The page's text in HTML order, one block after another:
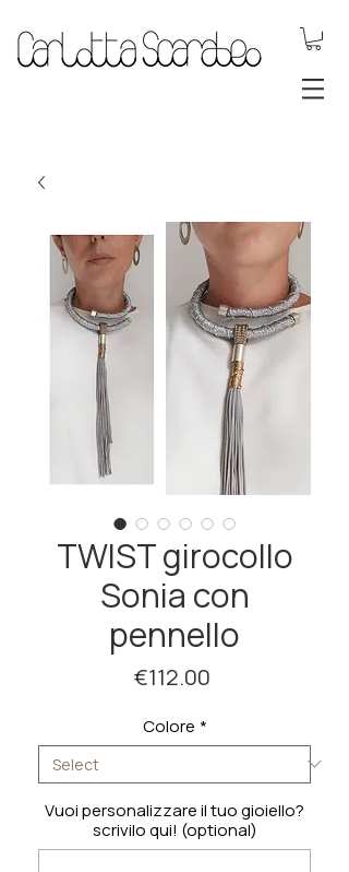
TWIST girocollo
Sonia con
pennello
€112.00Price
Colore *
Vuoi personalizzare il tuo gioiello?
scrivilo qui! (optional)